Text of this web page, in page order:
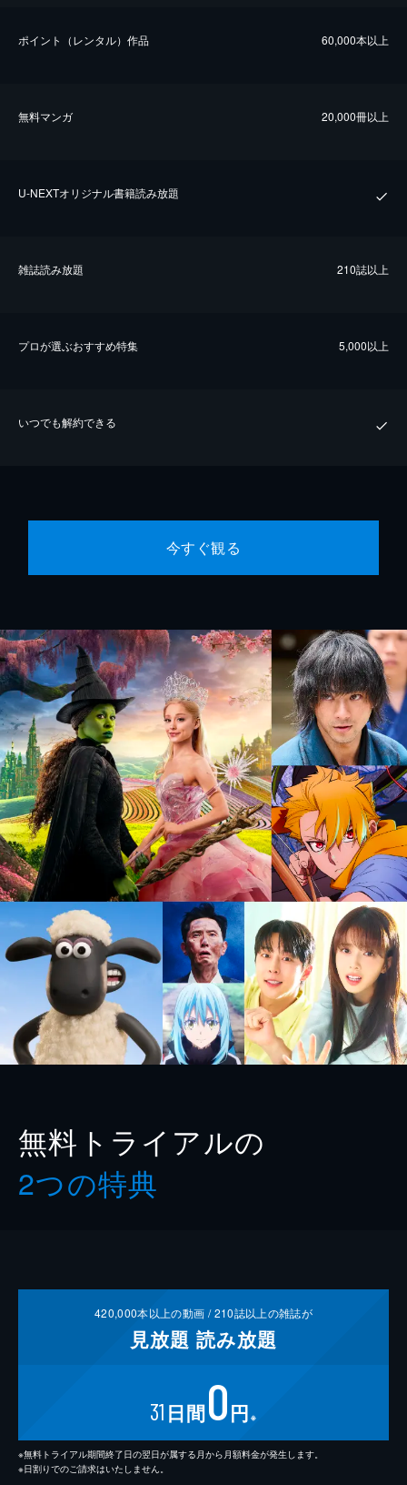
ポイント（レンタル）作品 60,000本以上
無料マンガ 20,000冊以上
U-NEXTオリジナル書籍読み放題
雑誌読み放題 210誌以上
プロが選ぶおすすめ特集 5,000以上
いつでも解約できる
今すぐ観る
無料トライアルの
2つの特典
420,000本以上の動画 /210誌以上の雑誌が
見放題 読み放題
31 日間0円 ※
※無料トライアル期間終了日の翌日が属する月から月額料金が発生します。
※日割りでのご請求はいたしません。